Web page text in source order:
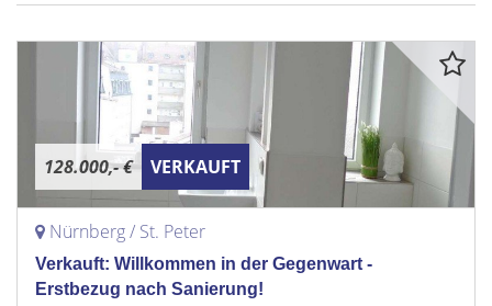
128.000,- € VERKAUFT
Nürnberg / St. Peter
Verkauft: Willkommen in der Gegenwart -
Erstbezug nach Sanierung!